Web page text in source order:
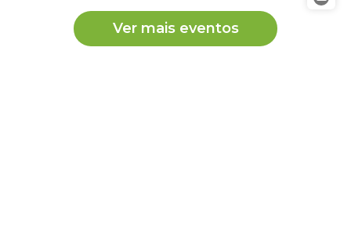
Ver mais eventos